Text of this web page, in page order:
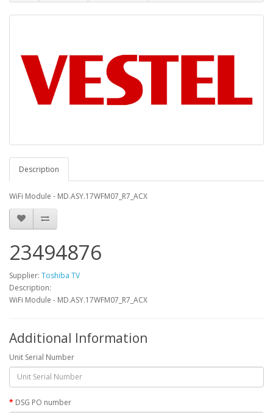
Description
WiFi Module - MD.ASY.17WFM07_R7_ACX
23494876
Supplier: Toshiba TV
Description:
WiFi Module - MD.ASY.17WFM07_R7_ACX
Additional Information
Unit Serial Number
DSG PO number